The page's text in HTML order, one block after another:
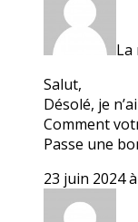
La
Salut,
Désolé, je
Comment
Passe une
23 juin 2024